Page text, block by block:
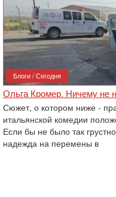
Блоги / Сегодня
Ольга Кромер. Ничему не
Сюжет, о котором ниже -
итальянской комедии
Если бы не было так
надежда на перемены в